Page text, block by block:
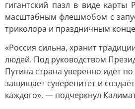
гигантский пазл в виде карты
масштабным флешмобом с
триколора и праздничным
«Россия сильна, хранит
людей. Под руководством
Путина страна уверенно идёт по
защищает суверенитет и
каждого», — подчеркнул